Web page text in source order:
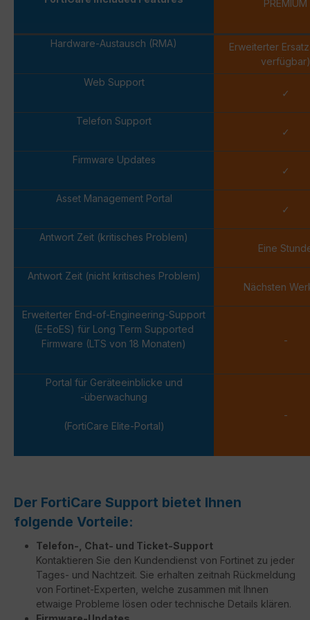
PREMIUM
Hardware-Austausch (RMA)
Erweiterter
verfügbar)
Web Support
✓
Telefon Support
✓
Firmware Updates
✓
Asset Management Portal
✓
Antwort Zeit (kritisches Problem)
Eine
Antwort Zeit (nicht kritisches Problem)
Nächsten
Erweiterter End-of-Engineering-Support
(E-EoES) für Long Term Supported
Firmware (LTS von 18 Monaten)
-
Portal für Geräteeinblicke und
-überwachung
(FortiCare Elite-Portal)
-
Der FortiCare Support bietet Ihnen
folgende Vorteile:
Telefon-, Chat- und Ticket-Support
Kontaktieren Sie den Kundendienst von Fortinet zu jeder
Tages- und Nachtzeit. Sie erhalten zeitnah Rückmeldung
von Fortinet-Experten, welche zusammen mit Ihnen
etwaige Probleme lösen oder technische Details klären.